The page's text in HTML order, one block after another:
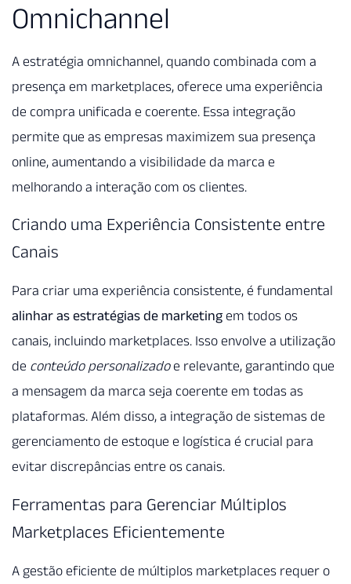
Omnichannel
A estratégia omnichannel, quando combinada com a
presença em marketplaces, oferece uma experiência
de compra unificada e coerente. Essa integração
permite que as empresas maximizem sua presença
online, aumentando a visibilidade da marca e
melhorando a interação com os clientes.
Criando uma Experiência Consistente entre
Canais
Para criar uma experiência consistente, é fundamental
alinhar as estratégias de marketingem todos os
canais, incluindo marketplaces. Isso envolve a utilização
de conteúdo personalizadoe relevante, garantindo que
a mensagem da marca seja coerente em todas as
plataformas. Além disso, a integração de sistemas de
gerenciamento de estoque e logística é crucial para
evitar discrepâncias entre os canais.
Ferramentas para Gerenciar Múltiplos
Marketplaces Eficientemente
A gestão eficiente de múltiplos marketplaces requer o